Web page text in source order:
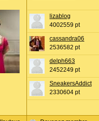
lizablog
4002559 pt
cassandra06
2536582 pt
delph663
2452249 pt
SneakersAddict
2330604 pt